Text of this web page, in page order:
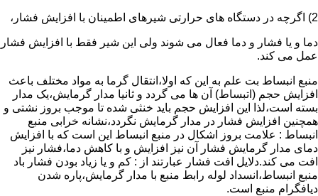
2) اگرچه در دستگاه های حرارتی شیرهای اطمینان با افزایش فشار،
دما و یا فشار و دما فعال می شوند ولی این شیر فقط با افزایش فشار
عمل می کند.
منبع انبساط بت علم به این که اولا،انتقال گرما به مواد مختلف باعث
افزایش حجم (اتبساط) آن ها می گردد و ثانیا مدار گرمایش،یک مدار
بسته است،لذا این افزایش حجم باید خنثی شده تا موجب بروز نشتی و
همچنین افزایش فشار در مدار گرمایش نگردد،نشانه خرابی منبع
انبساط : علامت بروز اشکال در منبع انبساط این است که با افزایش
دمای مدار گرمایش فشار آن نیز افزایش و با کاهش دما،فشار نیز
افت می کند.دلایل افت فشار عبارتند از : کم و یا زیاد بودن فشار باد
منبع انبساط،انسداد لوله رابط منبع با مدار گرمایش،پاره شدن
دیافگرام منبع است.